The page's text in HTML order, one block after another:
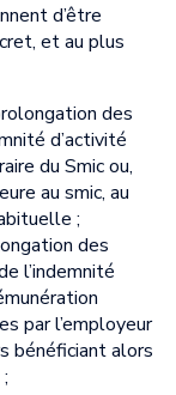
d’être
et au plus
des
d’activité
du Smic ou,
au smic, au
;
des
l’indemnité
par l’employeur
bénéficiant alors